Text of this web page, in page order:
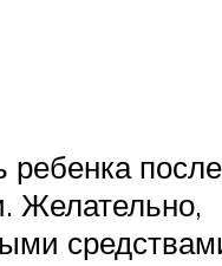
Желательно,